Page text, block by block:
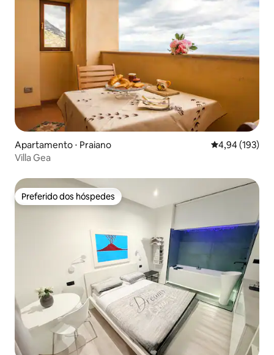
Apartamento ⋅ Praiano 4,94 de uma
4,94 (193)
Villa Gea
Preferido dos hóspedes
Preferido dos hóspedes